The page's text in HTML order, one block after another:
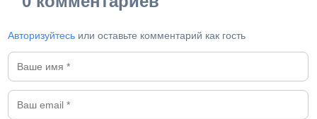
Авторизуйтесь или оставьте комментарий как гость